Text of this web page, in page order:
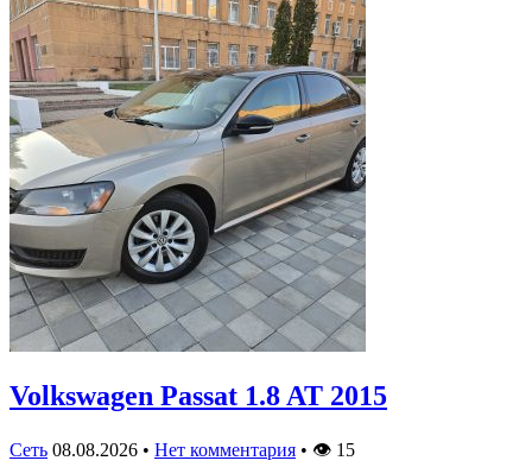
Volkswagen Passat 1.8 AT 2015
Сеть 08.08.2026 • Нет комментария • 👁 15